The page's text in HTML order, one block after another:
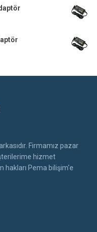
Firmamız pazar
hizmet
hakları Pema bilişim'e